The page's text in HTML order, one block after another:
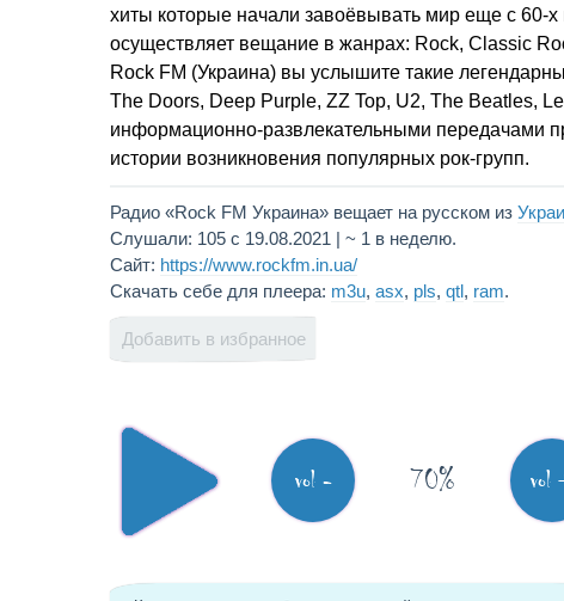
хиты которые начали завоёвывать мир еще с 60-
осуществляет вещание в жанрах: Rock, Classic
Rock FM (Украина) вы услышите такие
The Doors, Deep Purple, ZZ Top, U2, The Beatles,
информационно-развлекательными передачами
истории возникновения популярных рок-групп.
Радио «Rock FM Украина» вещает на русском из
Слушали: 105 с 19.08.2021 | ~ 1 в неделю.
Сайт: https://www.rockfm.in.ua/
Скачать себе для плеера: m3u, asx, pls, qtl, ram.
Добавить в избранное
vol - 70% vol